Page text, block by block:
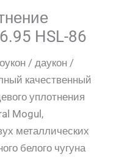
HSL-86
/ даукон /
качественный
уплотнения
Mogul,
металлических
белого чугуна